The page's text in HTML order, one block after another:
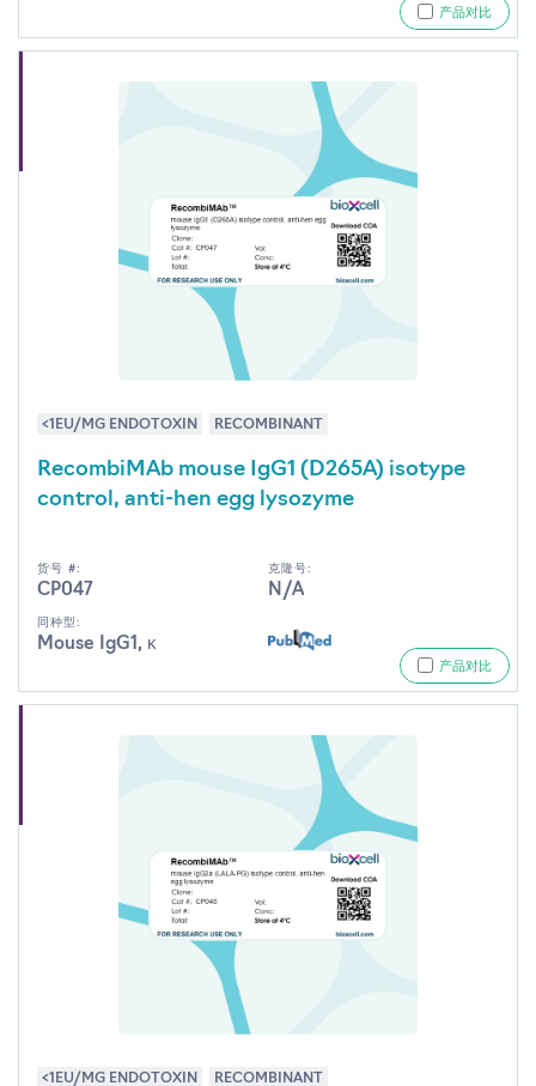
产品对比
<1EU/MG ENDOTOXIN RECOMBINANT
RecombiMAb mouse IgG1 (D265A) isotype
control, anti-hen egg lysozyme
货号 #:
CP047
克隆号:
N/A
同种型:
Mouse IgG1, κ
产品对比
<1EU/MG ENDOTOXIN RECOMBINANT